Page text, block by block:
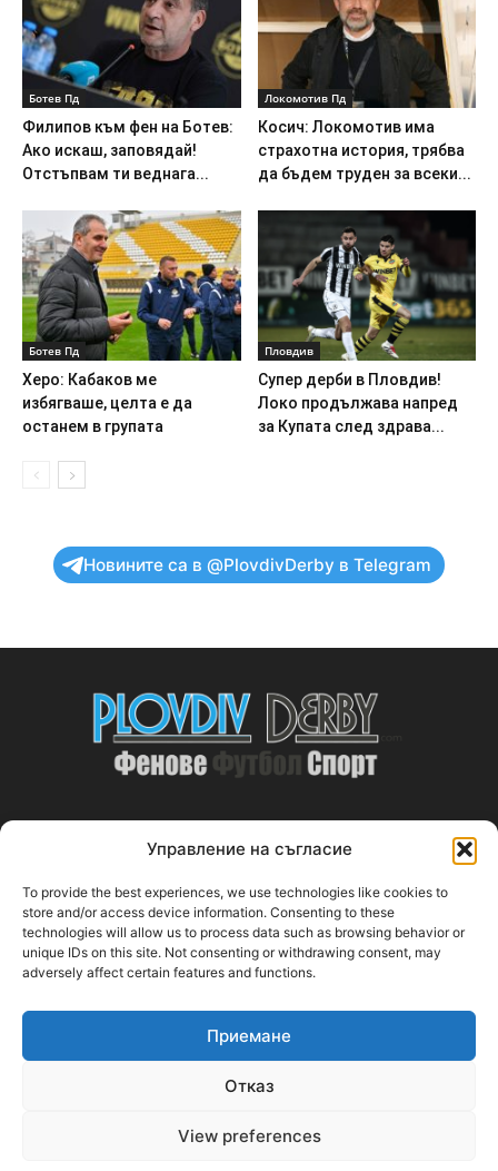
Управление на съгласие
To provide the best experiences, we use technologies like cookies to
store and/or access device information. Consenting to these
technologies will allow us to process data such as browsing behavior or
unique IDs on this site. Not consenting or withdrawing consent, may
adversely affect certain features and functions.
Приемане
Отказ
View preferences
Ботев Пд
Филипов към фен на Ботев:
Ако искаш, заповядай!
Отстъпвам ти веднага...
Локомотив Пд
Косич: Локомотив има
страхотна история, трябва
да бъдем труден за всеки...
Ботев Пд
Херо: Кабаков ме
избягваше, целта е да
останем в групата
Пловдив
Супер дерби в Пловдив!
Локо продължава напред
за Купата след здрава...
Новините са в @PlovdivDerby в Telegram
ABOUT US
PlovdivDerby.com е първата пловдивска изцяло футболна
медия!
Свържи се с нас:plovdivderby.com@gmail.com
FOLLOW US